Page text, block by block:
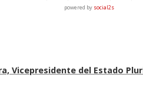
powered by social2s
Vicepresidente del Estado